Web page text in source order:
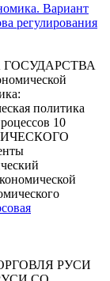
Вариант
регулирования
политика
10
РУСИ